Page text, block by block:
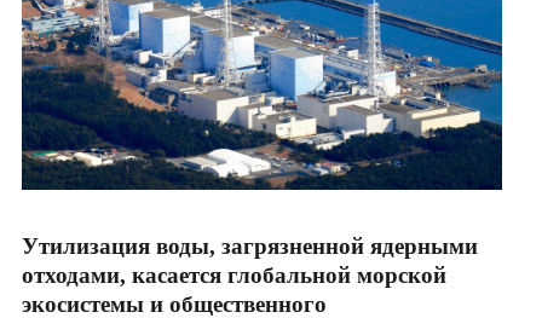
Утилизация воды, загрязненной ядерными
отходами, касается глобальной морской
экосистемы и общественного